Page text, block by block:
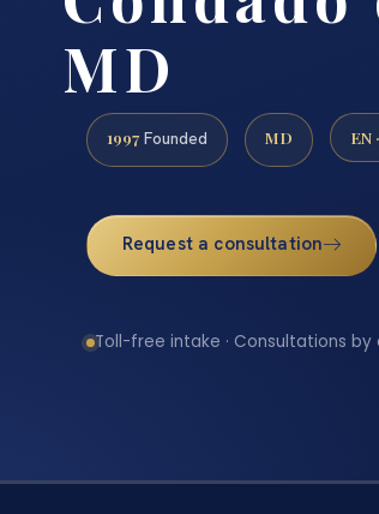
MD
1997 Founded MD EN
Request a consultation
Toll-free intake · Consultations by